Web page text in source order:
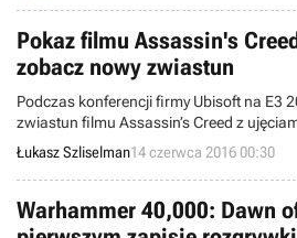
Pokaz filmu Assassin's
zobacz nowy zwiastun
Podczas konferencji firmy Ubisoft na E3
zwiastun filmu Assassin’s Creed z
niewidzianymi wcześniej scenami.
gier zadebiutuje 21 grudnia 2016 roku.
Łukasz Szliselman14 czerwca 2016 00:30
Warhammer 40,000: Dawn